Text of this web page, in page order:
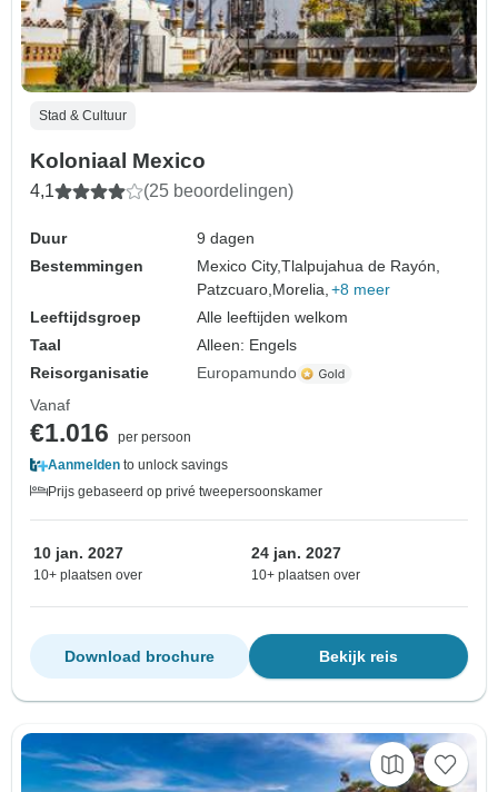
Stad & Cultuur
Koloniaal Mexico
4,1 (25 beoordelingen)
Duur
9 dagen
Bestemmingen
Mexico City,Tlalpujahua de Rayón,
Patzcuaro, Morelia, +8 meer
Leeftijdsgroep
Alle leeftijden welkom
Taal
Alleen: Engels
Reisorganisatie
Europamundo
Vanaf
€1.016
per persoon
Aanmelden to unlock savings
Prijs gebaseerd op privé tweepersoonskamer
10 jan. 2027
10+ plaatsen over
24 jan. 2027
10+ plaatsen over
Bekijk reis
Download brochure